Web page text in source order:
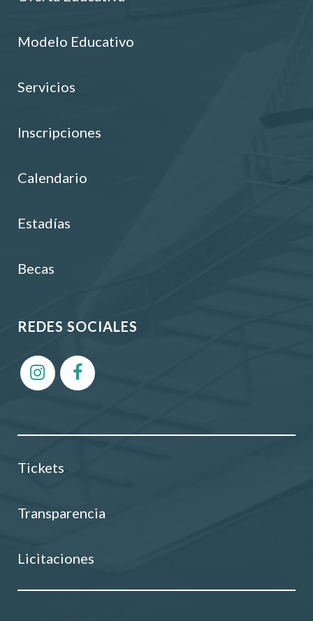
Modelo Educativo
Servicios
Inscripciones
Calendario
Estadías
Becas
REDES SOCIALES
Tickets
Transparencia
Licitaciones